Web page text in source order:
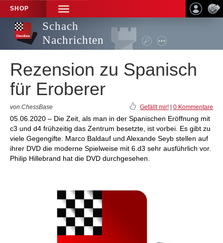
SHOP
TOGGLE
NAVIGATION
Schach
Nachrichten
Rezension zu Spanisch
für Eroberer
von ChessBase Gefällt mir! 0 Kommentare
05.06.2020 – Die Zeit, als man in der Spanischen Eröffnung mit
c3 und d4 frühzeitig das Zentrum besetzte, ist vorbei. Es gibt zu
viele Gegengifte. Marco Baldauf und Alexande Seyb stellen auf
ihrer DVD die moderne Spielweise mit 6.d3 sehr ausführlich vor.
Philip Hillebrand hat die DVD durchgesehen.